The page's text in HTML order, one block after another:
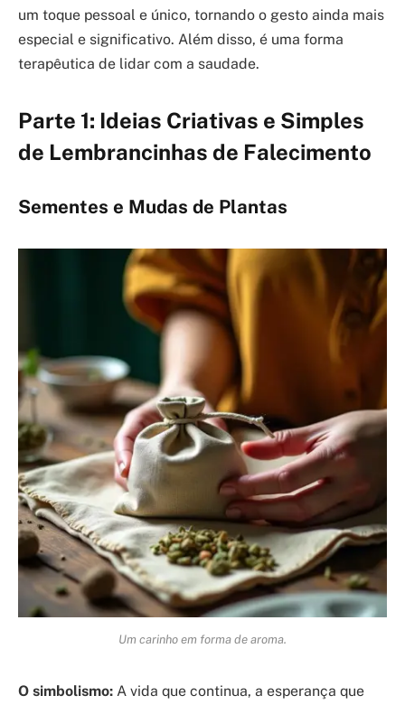
um toque pessoal e único, tornando o gesto ainda mais
especial e significativo. Além disso, é uma forma
terapêutica de lidar com a saudade.
Parte 1: Ideias Criativas e Simples
de Lembrancinhas de Falecimento
Sementes e Mudas de Plantas
Um carinho em forma de aroma.
O simbolismo: A vida que continua, a esperança que